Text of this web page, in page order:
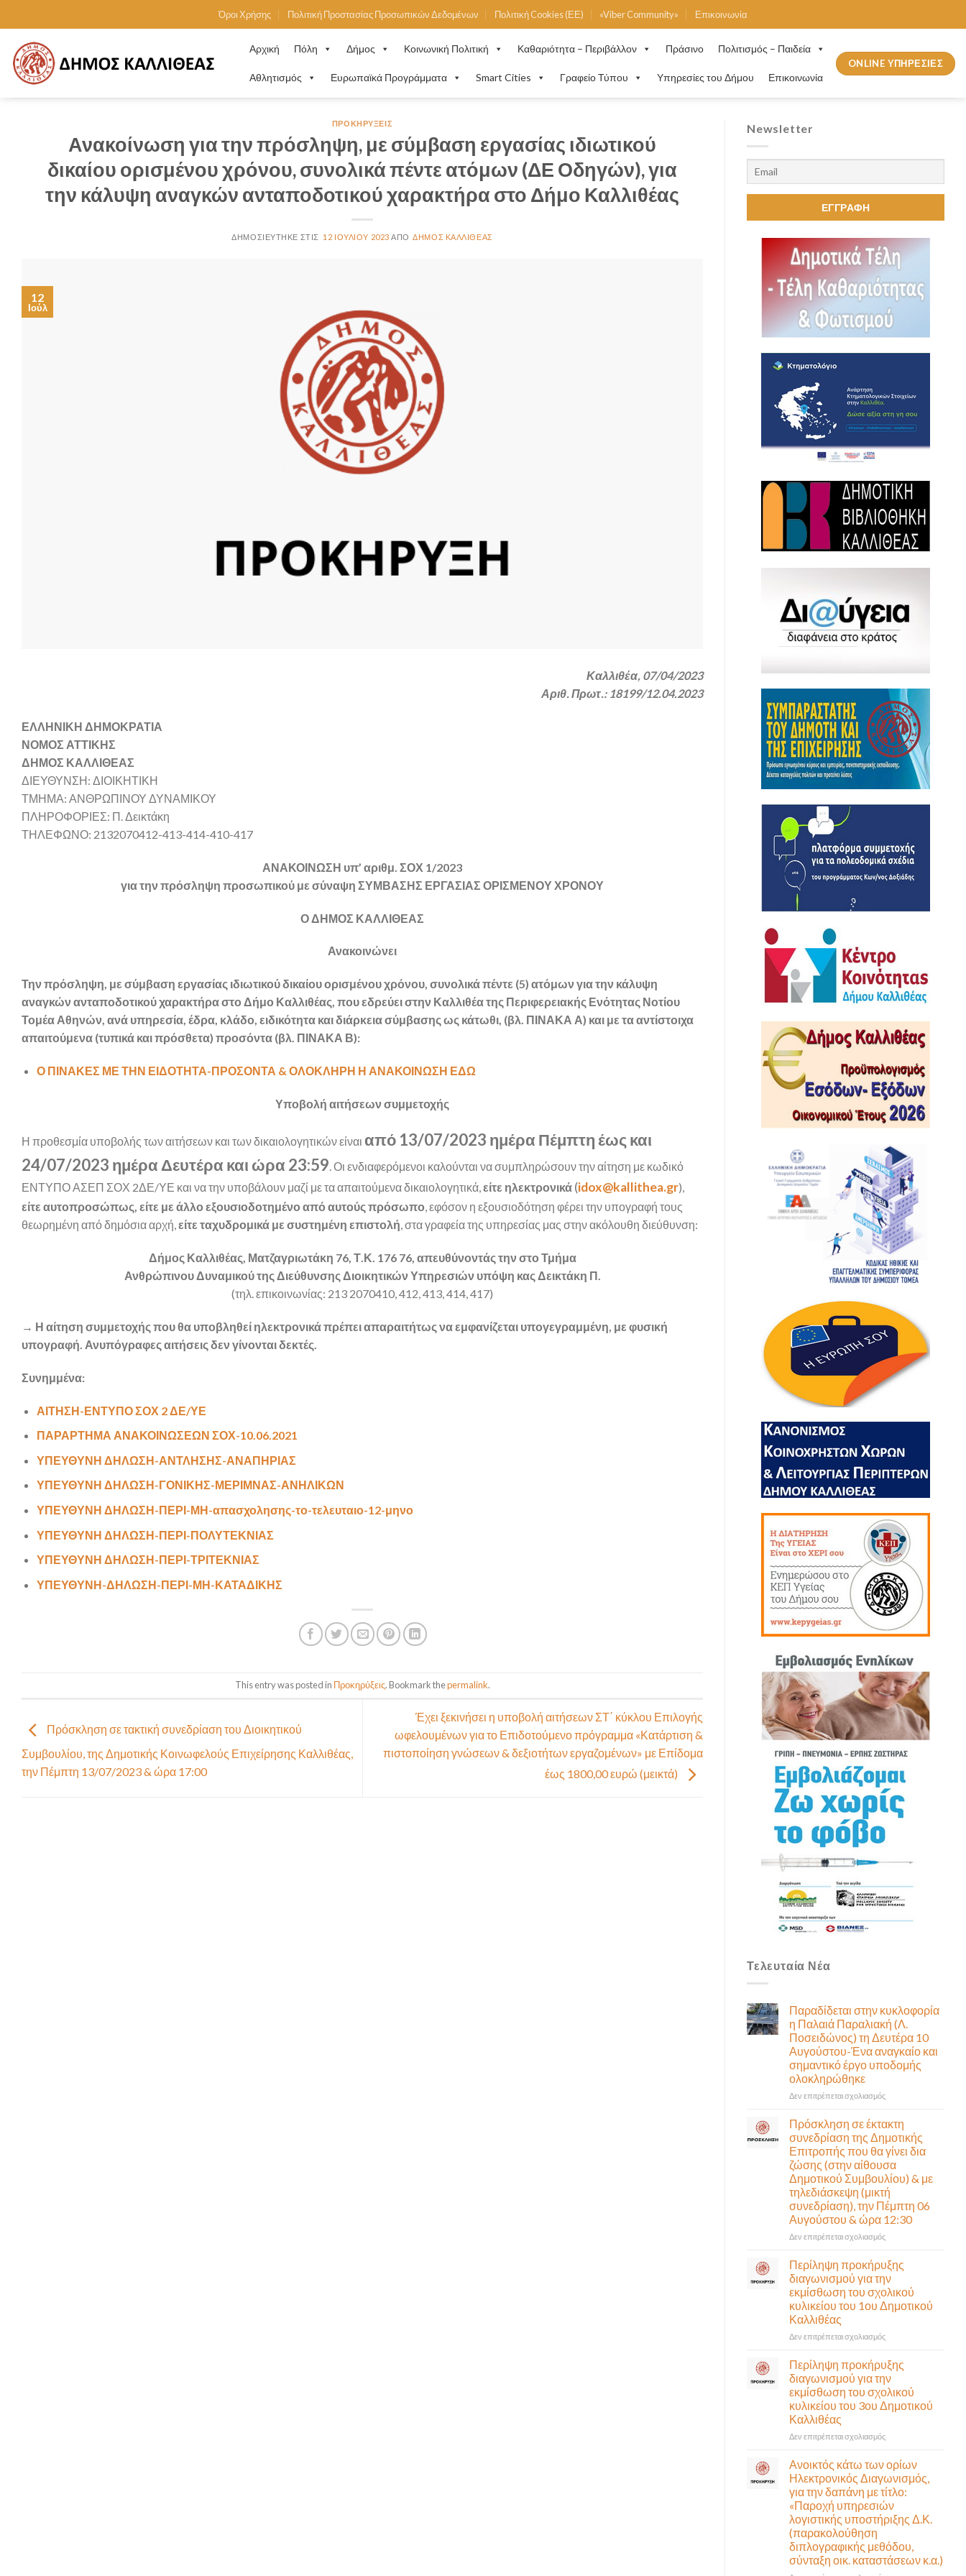
to
content
Όροι Χρήσης Πολιτική Προστασίας Προσωπικών Δεδομένων Πολιτική Cookies (ΕΕ) «Viber Community» Επικοινωνία
Αρχική Πόλη Δήμος Κοινωνική Πολιτική Καθαριότητα – Περιβάλλον Πράσινο Πολιτισμός – Παιδεία
Αθλητισμός Ευρωπαϊκά Προγράμματα Smart Cities Γραφείο Τύπου Υπηρεσίες του Δήμου Επικοινωνία
ONLINE ΥΠΗΡΕΣΙΕΣ
ΠΡΟΚΗΡΎΞΕΙΣ
Ανακοίνωση για την πρόσληψη, με σύμβαση εργασίας ιδιωτικού
δικαίου ορισμένου χρόνου, συνολικά πέντε ατόμων (ΔΕ Οδηγών), για
την κάλυψη αναγκών ανταποδοτικού χαρακτήρα στο Δήμο Καλλιθέας
12 ΙΟΥΛΊΟΥ 2023 ΔΉΜΟΣ ΚΑΛΛΙΘΈΑΣ
12
Ιούλ
Καλλιθέα, 07/04/2023
Αριθ. Πρωτ.: 18199/12.04.2023
ΕΛΛΗΝΙΚΗ ΔΗΜΟΚΡΑΤΙΑ
ΝΟΜΟΣ ΑΤΤΙΚΗΣ
ΔΗΜΟΣ ΚΑΛΛΙΘΕΑΣ
ΔΙΕΥΘΥΝΣΗ: ΔΙΟΙΚΗΤΙΚΗ
ΤΜΗΜΑ: ΑΝΘΡΩΠΙΝΟΥ ΔΥΝΑΜΙΚΟΥ
ΠΛΗΡΟΦΟΡΙΕΣ: Π. Δεικτάκη
ΤΗΛΕΦΩΝΟ: 2132070412-413-414-410-417
ΑΝΑΚΟΙΝΩΣΗ υπ’ αριθμ. ΣΟΧ 1/2023
για την πρόσληψη προσωπικού με σύναψη ΣΥΜΒΑΣΗΣ ΕΡΓΑΣΙΑΣ ΟΡΙΣΜΕΝΟΥ ΧΡΟΝΟΥ
Ο ΔΗΜΟΣ ΚΑΛΛΙΘΕΑΣ
Ανακοινώνει
Την πρόσληψη, με σύμβαση εργασίας ιδιωτικού δικαίου ορισμένου χρόνου, συνολικά πέντε (5) ατόμων για την κάλυψη
αναγκών ανταποδοτικού χαρακτήρα στο Δήμο Καλλιθέας, που εδρεύει στην Καλλιθέα της Περιφερειακής Ενότητας Νοτίου
Τομέα Αθηνών, ανά υπηρεσία, έδρα, κλάδο, ειδικότητα και διάρκεια σύμβασης ως κάτωθι, (βλ. ΠΙΝΑΚΑ Α) και με τα αντίστοιχα
απαιτούμενα (τυπικά και πρόσθετα) προσόντα (βλ. ΠΙΝΑΚΑ Β):
Ο ΠΙΝΑΚΕΣ ΜΕ ΤΗΝ ΕΙΔΟΤΗΤΑ-ΠΡΟΣΟΝΤΑ & ΟΛΟΚΛΗΡΗ Η ΑΝΑΚΟΙΝΩΣΗ ΕΔΩ
Υποβολή αιτήσεων συμμετοχής
Η προθεσμία υποβολής των αιτήσεων και των δικαιολογητικών είναι από 13/07/2023 ημέρα Πέμπτη έως και
24/07/2023 ημέρα Δευτέρα και ώρα 23:59. Οι ενδιαφερόμενοι καλούνται να συμπληρώσουν την αίτηση με κωδικό
ΕΝΤΥΠΟ ΑΣΕΠ ΣΟΧ 2ΔΕ/ΥΕ και να την υποβάλουν μαζί με τα απαιτούμενα δικαιολογητικά,είτε ηλεκτρονικά (idox@kallithea.gr),
είτε αυτοπροσώπως, είτε με άλλο εξουσιοδοτημένο από αυτούς πρόσωπο, εφόσον η εξουσιοδότηση φέρει την υπογραφή τους
θεωρημένη από δημόσια αρχή,είτε ταχυδρομικά με συστημένη επιστολή, στα γραφεία της υπηρεσίας μας στην ακόλουθη διεύθυνση:
Δήμος Καλλιθέας, Ματζαγριωτάκη 76, Τ.Κ. 176 76, απευθύνοντάς την στο Τμήμα
Ανθρώπινου Δυναμικού της Διεύθυνσης Διοικητικών Υπηρεσιών υπόψη κας Δεικτάκη Π.
(τηλ. επικοινωνίας: 213 2070410, 412, 413, 414, 417)
→ Η αίτηση συμμετοχής που θα υποβληθεί ηλεκτρονικά πρέπει απαραιτήτως να εμφανίζεται υπογεγραμμένη, με φυσική
υπογραφή. Ανυπόγραφες αιτήσεις δεν γίνονται δεκτές.
Συνημμένα:
ΑΙΤΗΣΗ-ΕΝΤΥΠΟ ΣΟΧ 2 ΔΕ/ΥΕ
ΠΑΡΑΡΤΗΜΑ ΑΝΑΚΟΙΝΩΣΕΩΝ ΣΟΧ-10.06.2021
ΥΠΕΥΘΥΝΗ ΔΗΛΩΣΗ-ΑΝΤΛΗΣΗΣ-ΑΝΑΠΗΡΙΑΣ
ΥΠΕΥΘΥΝΗ ΔΗΛΩΣΗ-ΓΟΝΙΚΗΣ-ΜΕΡΙΜΝΑΣ-ΑΝΗΛΙΚΩΝ
ΥΠΕΥΘΥΝΗ ΔΗΛΩΣΗ-ΠΕΡΙ-ΜΗ-απασχολησης-το-τελευταιο-12-μηνο
ΥΠΕΥΘΥΝΗ ΔΗΛΩΣΗ-ΠΕΡΙ-ΠΟΛΥΤΕΚΝΙΑΣ
ΥΠΕΥΘΥΝΗ ΔΗΛΩΣΗ-ΠΕΡΙ-ΤΡΙΤΕΚΝΙΑΣ
ΥΠΕΥΘΥΝΗ-ΔΗΛΩΣΗ-ΠΕΡΙ-ΜΗ-ΚΑΤΑΔΙΚΗΣ
This entry was posted in Προκηρύξεις. Bookmark thepermalink.
Πρόσκληση σε τακτική συνεδρίαση του Διοικητικού
Συμβουλίου, της Δημοτικής Κοινωφελούς Επιχείρησης Καλλιθέας,
την Πέμπτη 13/07/2023 & ώρα 17:00
Έχει ξεκινήσει η υποβολή αιτήσεων ΣΤ΄ κύκλου Επιλογής
ωφελουμένων για το Επιδοτούμενο πρόγραμμα «Κατάρτιση &
πιστοποίηση γνώσεων & δεξιοτήτων εργαζομένων» με Επίδομα
έως 1800,00 ευρώ (μεικτά)
Newsletter
Τελευταία Νέα
Παραδίδεται στην κυκλοφορία
η Παλαιά Παραλιακή (Λ.
Ποσειδώνος) τη Δευτέρα 10
Αυγούστου-Ένα αναγκαίο και
σημαντικό έργο υποδομής
ολοκληρώθηκε
Δεν επιτρέπεται σχολιασμόςστο
κυκλοφορία
η
Παλαιά
Παραλιακή
(Λ.
Ποσειδώνος)
τη
Δευτέρα
Αυγούστου-
αναγκαίο
και
σημαντικό
έργο
υποδομής
Πρόσκληση σε έκτακτη
συνεδρίαση της Δημοτικής
Επιτροπής που θα γίνει δια
ζώσης (στην αίθουσα
Δημοτικού Συμβουλίου) & με
τηλεδιάσκεψη (μικτή
συνεδρίαση), την Πέμπτη 06
Αυγούστου & ώρα 12:30
Δεν επιτρέπεται σχολιασμόςστο
σε
έκτακτη
συνεδρίαση
της
Δημοτικής
δια
ζώσης
(στην
αίθουσα
&
τηλεδιάσκεψη
(μικτή
συνεδρίαση),
την
Πέμπτη
06
Αυγούστου
&
ώρα
Περίληψη προκήρυξης
διαγωνισμού για την
εκμίσθωση του σχολικού
κυλικείου του 1ου Δημοτικού
Καλλιθέας
Δεν επιτρέπεται σχολιασμόςστο
προκήρυξης
διαγωνισμού
για
την
εκμίσθωση
1ου
Δημοτικού
Καλλιθέας
Περίληψη προκήρυξης
διαγωνισμού για την
εκμίσθωση του σχολικού
κυλικείου του 3ου Δημοτικού
Καλλιθέας
Δεν επιτρέπεται σχολιασμόςστο
προκήρυξης
διαγωνισμού
για
την
εκμίσθωση
του
κυλικείου
του
Ανοικτός κάτω των ορίων
Ηλεκτρονικός Διαγωνισμός,
για την δαπάνη με τίτλο:
«Παροχή υπηρεσιών
λογιστικής υποστήριξης Δ.Κ.
(παρακολούθηση
διπλογραφικής μεθόδου,
σύνταξη οικ. καταστάσεων κ.α.)